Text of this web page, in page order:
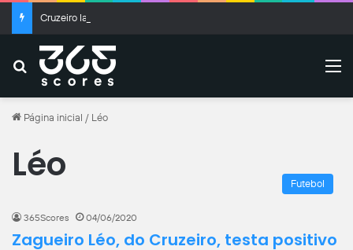
Buscar
Página inicial / Léo
Léo Futebol
365Scores 04/06/2020
Zagueiro Léo, do Cruzeiro, testa positivo